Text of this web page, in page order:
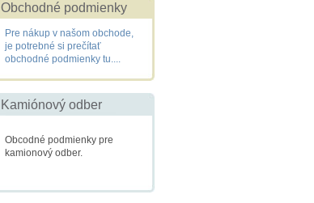
Obchodné podmienky
Pre nákup v našom obchode,
je potrebné si prečítať
obchodné podmienky tu....
Kamiónový odber
Obcodné podmienky pre
kamionový odber.